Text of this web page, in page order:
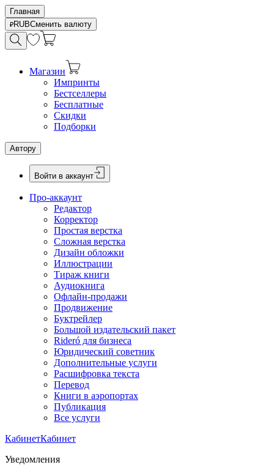
Главная
RUBСменить валюту
Магазин
Импринты
Бестселлеры
Бесплатные
Скидки
Подборки
Автору
Войти в аккаунт
Про-аккаунт
Редактор
Корректор
Простая верстка
Сложная верстка
Дизайн обложки
Иллюстрации
Тираж книги
Аудиокнига
Офлайн-продажи
Продвижение
Буктрейлер
Большой издательский пакет
Rideró для бизнеса
Юридический советник
Дополнительные услуги
Расшифровка текста
Перевод
Книги в аэропортах
Публикация
Все услуги
КабинетКабинет
Уведомления